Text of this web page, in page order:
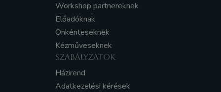
Workshop partnereknek
Előadóknak
Önkénteseknek
Kézműveseknek
SZABÁLYZATOK
Házirend
Adatkezelési kérések